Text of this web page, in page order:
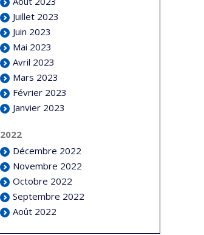
Juillet 2023
Juin 2023
Mai 2023
Avril 2023
Mars 2023
Février 2023
Janvier 2023
2022
Décembre 2022
Novembre 2022
Octobre 2022
Septembre 2022
Août 2022